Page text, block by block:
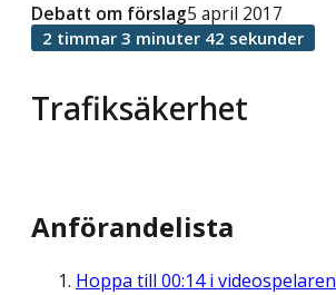
Trafiksäkerhet
Debatt om förslag5 april 2017
2 timmar 3 minuter 42 sekunder
Anförandelista
Hoppa till 00:14i videospelaren